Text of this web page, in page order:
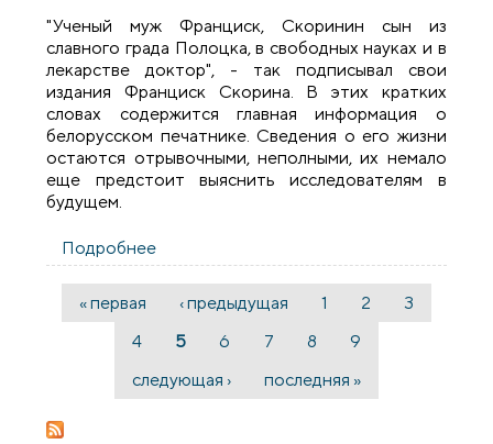
"Ученый муж Франциск, Скоринин сын из
славного града Полоцка, в свободных науках и в
лекарстве доктор", - так подписывал свои
издания Франциск Скорина. В этих кратких
словах содержится главная информация о
белорусском печатнике. Сведения о его жизни
остаются отрывочными, неполными, их немало
еще предстоит выяснить исследователям в
будущем.
Подробнее
круглый стол, посвященный 500-летию
белорусского книгопечатания
Страницы
« первая ‹ предыдущая 1 2
3
4
5 6 7 8
9
следующая ›
последняя »